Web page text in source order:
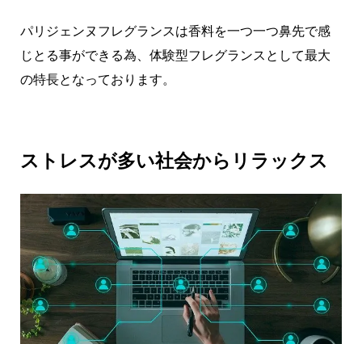
パリジェンヌフレグランスは香料を一つ一つ鼻先で感
じとる事ができる為、体験型フレグランスとして最大
の特長となっております。
ストレスが多い社会からリラックス